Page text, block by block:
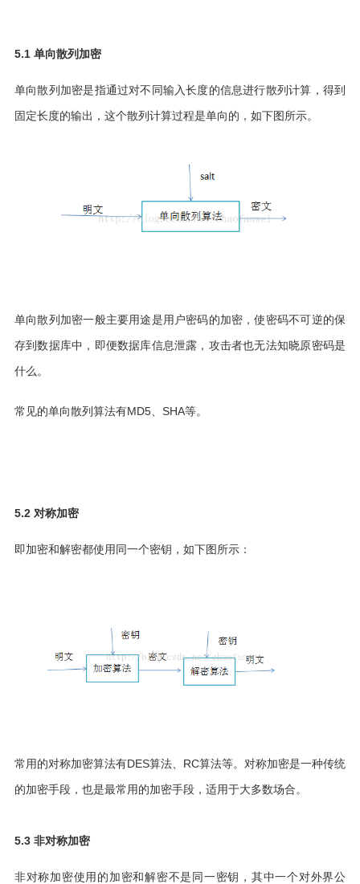
5.1 单向散列加密
单向散列加密是指通过对不同输入长度的信息进行散列计算，得到
固定长度的输出，这个散列计算过程是单向的，如下图所示。
单向散列加密一般主要用途是用户密码的加密，使密码不可逆的保
存到数据库中，即便数据库信息泄露，攻击者也无法知晓原密码是
什么。
常见的单向散列算法有MD5、SHA等。
5.2 对称加密
即加密和解密都使用同一个密钥，如下图所示：
常用的对称加密算法有DES算法、RC算法等。对称加密是一种传统
的加密手段，也是最常用的加密手段，适用于大多数场合。
5.3 非对称加密
非对称加密使用的加密和解密不是同一密钥，其中一个对外界公